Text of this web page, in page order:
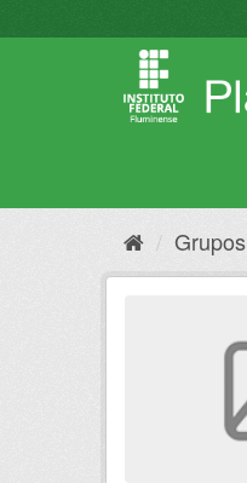
para
Grupos